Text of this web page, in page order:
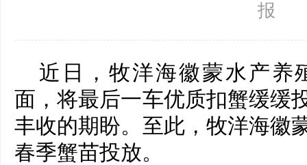
报
近日，牧洋海徽蒙水产养
面，将最后一车优质扣蟹缓缓
丰收的期盼。至此，牧洋海徽
春季蟹苗投放。